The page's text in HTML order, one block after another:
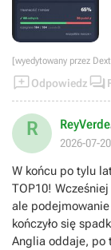
[wyedytowany przez
Odpowiedz 
R ReyVerde
2026-07-
W końcu po tylu
TOP10!
ale podejmowanie
kończyło się
Anglia oddaje, po